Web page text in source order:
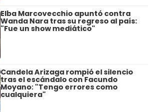
Elba Marcovecchio apuntó contra
Wanda Nara tras su regreso al país:
"Fue un show mediático"
Candela Arizaga rompió el silencio
tras el escándalo con Facundo
Moyano: "Tengo errores como
cualquiera"